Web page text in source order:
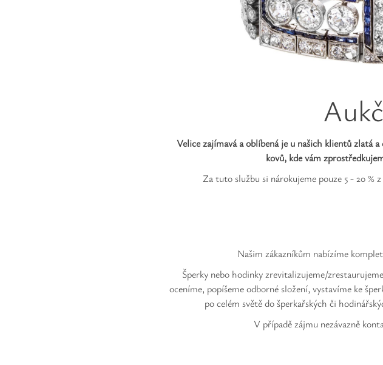
Velice zajímavá a oblíbená je u našich klientů zlatá
kovů, kde vám
Za tuto službu si nárokujeme pouze 5 - 20 %
Našim zákazníkům nabízíme
Šperky nebo hodinky zrevitalizujeme/
oceníme, popíšeme odborné složení, vystavíme ke
po celém světě do šperkařských či
V případě zájmu nezávazně